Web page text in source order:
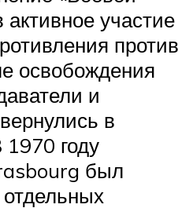
активное участие
против
освобождения
и
в
году
был